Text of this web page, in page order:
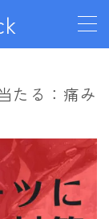
たる：痛み